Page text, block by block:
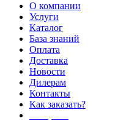
О компании
Услуги
Каталог
База знаний
Оплата
Доставка
Новости
Дилерам
Контакты
Как заказать?